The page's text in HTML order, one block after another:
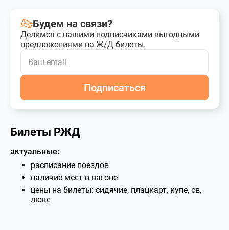
Будем на связи?
Делимся с нашими подписчиками выгодными
предложениями на Ж/Д билеты.
Подписаться
Билеты РЖД
актуальные:
расписание поездов
наличие мест в вагоне
цены на билеты: сидячие, плацкарт, купе, св,
люкс